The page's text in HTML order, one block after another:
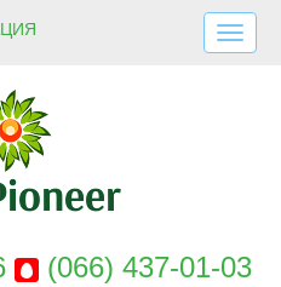
И ОПЛАТА
(066) 437-01-03